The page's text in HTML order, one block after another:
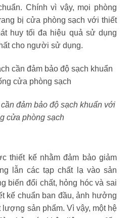
Chính vì vậy, mọi phòng
bị cửa phòng sạch với thiết
huy tối đa hiệu quả sử dụng
cho người sử dụng.
đảm bảo độ sạch khuẩn với
cửa phòng sạch
thiết kế nhằm đảm bảo giảm
lẫn các tạp chất lạ vào sản
biến đổi chất, hỏng hóc và sai
kế chuẩn ban đầu, ảnh hưởng
lượng sản phẩm. Vì vậy, một hệ